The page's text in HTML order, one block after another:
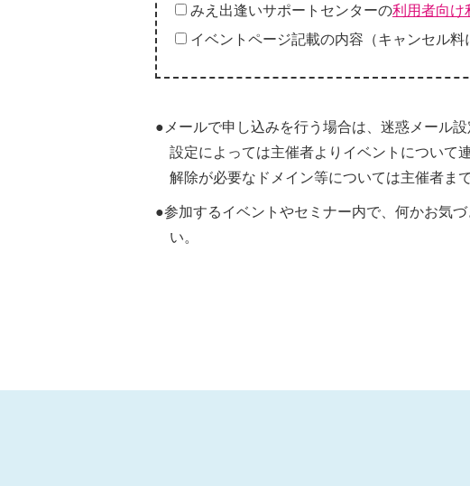
みえ出逢いサポートセンターの利用者向け
イベントページ記載の内容（キャンセル
●メールで申し込みを行う場合は、迷惑メール設
設定によっては主催者よりイベントについて
解除が必要なドメイン等については主催者ま
●参加するイベントやセミナー内で、何かお気
い。